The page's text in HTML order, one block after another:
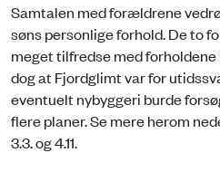
Samtalen med forældrene
søns personlige forhold. De to
meget tilfredse med
dog at Fjordglimt var for
eventuelt nybyggeri burde
flere planer. Se mere herom
3.3. og 4.11.